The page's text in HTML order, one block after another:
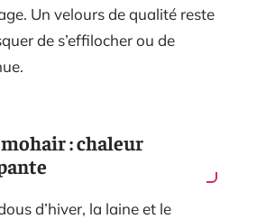
Un velours de qualité reste
de s’effilocher ou de
: chaleur
d’hiver, la laine et le